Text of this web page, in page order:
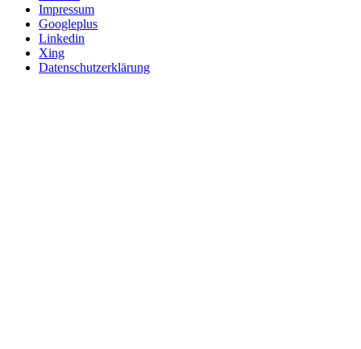
Impressum
Googleplus
Linkedin
Xing
Datenschutzerklärung